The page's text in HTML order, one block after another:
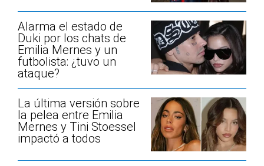
Alarma el estado de
Duki por los chats de
Emilia Mernes y un
futbolista: ¿tuvo un
ataque?
La última versión sobre
la pelea entre Emilia
Mernes y Tini Stoessel
impactó a todos